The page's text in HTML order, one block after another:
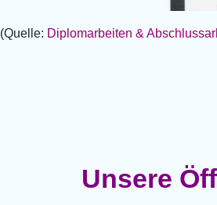
(Quelle: Diplomarbeiten &
Unsere